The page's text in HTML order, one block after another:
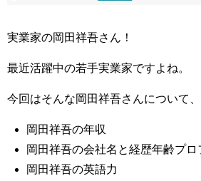
実業家の岡田祥吾さん！
最近活躍中の若手実業家ですよね。
今回はそんな岡田祥吾さんについて、
岡田祥吾の年収
岡田祥吾の会社名と経歴年齢プロ
岡田祥吾の英語力